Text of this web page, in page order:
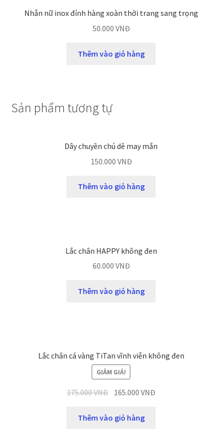
Nhẫn nữ inox đính hàng xoàn thời trang sang trọng
50.000 VNĐ
Thêm vào giỏ hàng
Sản phẩm tương tự
Dây chuyền chú dê may mắn
150.000 VNĐ
Thêm vào giỏ hàng
Lắc chân HAPPY không đen
60.000 VNĐ
Thêm vào giỏ hàng
Lắc chân cá vàng TiTan vĩnh viễn không đen
GIẢM GIÁ!
175.000VNĐ 165.000VNĐ
Thêm vào giỏ hàng